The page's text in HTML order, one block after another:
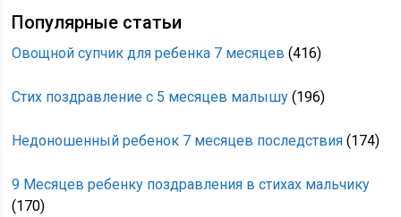
Популярные статьи
Овощной супчик для ребенка 7 месяцев (416)
Стих поздравление с 5 месяцев малышу (196)
Недоношенный ребенок 7 месяцев последствия (174)
9 Месяцев ребенку поздравления в стихах мальчику
(170)